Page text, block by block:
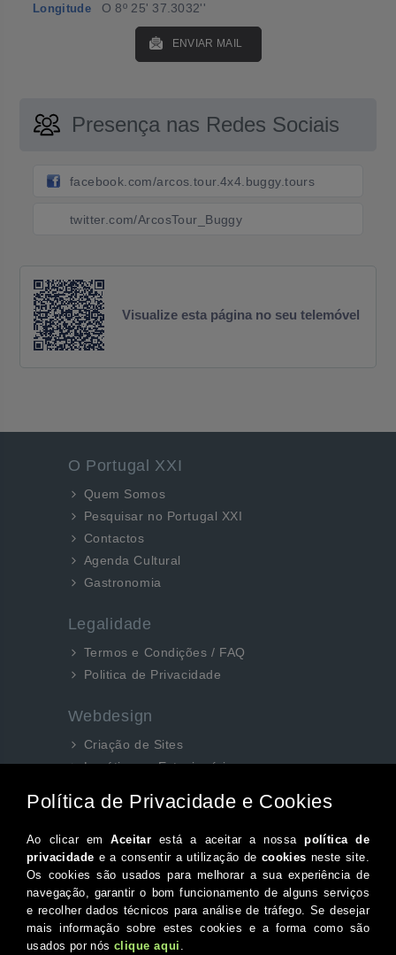
Longitude O 8º 25' 37.3032''
ENVIAR MAIL
Presença nas Redes Sociais
facebook.com/arcos.tour.4x4.buggy.tours
twitter.com/ArcosTour_Buggy
Visualize esta página no seu telemóvel
O Portugal XXI
Quem Somos
Pesquisar no Portugal XXI
Contactos
Agenda Cultural
Gastronomia
Legalidade
Termos e Condições / FAQ
Politica de Privacidade
Webdesign
Criação de Sites
Logótipos e Estacionários
Siga-nos aqui...
Facebook
Instagram
Twitter
Canal do Youtube